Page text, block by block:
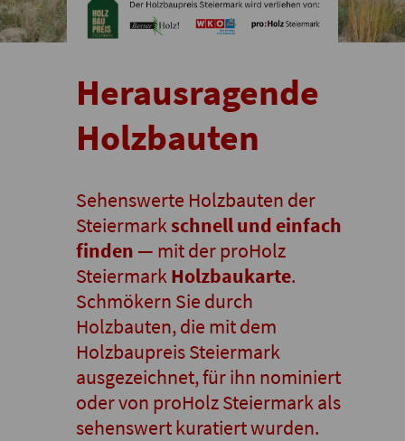
Herausragende
Holzbauten
Sehenswerte Holzbauten der
Steiermarkschnell und einfach
finden — mit der proHolz
SteiermarkHolzbaukarte.
Schmökern Sie durch
Holzbauten, die mit dem
Holzbaupreis Steiermark
ausgezeichnet, für ihn nominiert
oder von proHolz Steiermark als
sehenswert kuratiert wurden.